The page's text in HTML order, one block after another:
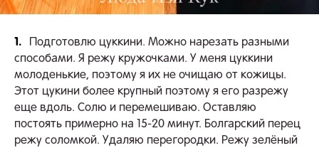
1.
Подготовлю цуккини. Можно нарезать разными
способами. Я режу кружочками. У меня цуккини
молоденькие, поэтому я их не очищаю от кожицы.
Этот цукини более крупный поэтому я его разрежу
еще вдоль. Солю и перемешиваю. Оставляю
постоять примерно на 15-20 минут. Болгарский перец
режу соломкой. Удаляю перегородки. Режу зелёный